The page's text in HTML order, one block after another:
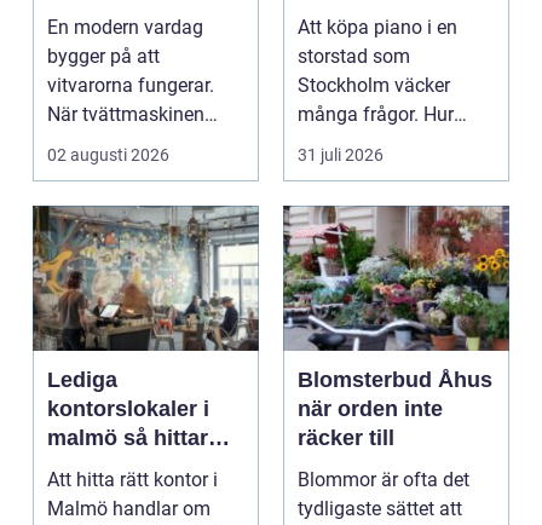
på rätt sätt
En modern vardag
bygger på att
vitvarorna fungerar.
När tvättmaskinen
stannar, diskm...
02 augusti 2026
hem och scen
Att köpa piano i en
storstad som
Stockholm väcker
många frågor. Hur
hittar man ett
instrument som bå...
31 juli 2026
Lediga
kontorslokaler i
malmö så hittar
företag rätt läge
och rätt lokal
Att hitta rätt kontor i
Malmö handlar om
Blomsterbud Åhus
när orden inte
räcker till
Blommor är ofta det
tydligaste sättet att